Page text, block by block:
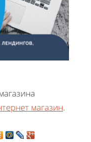
магазин.